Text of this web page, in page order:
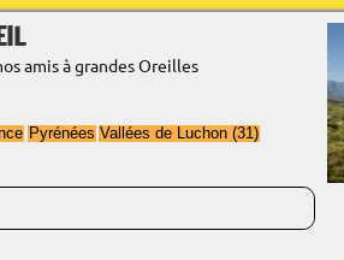
amis à grandes Oreilles
Pyrénées Vallées de Luchon (31)